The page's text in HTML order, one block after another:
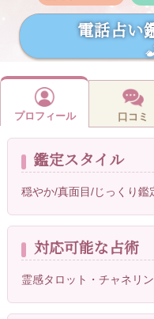
電話占い
プロフィール 口コミ
鑑定スタイル
穏やか/真面目/じっくり鑑
対応可能な占術
霊感タロット・チャネリ